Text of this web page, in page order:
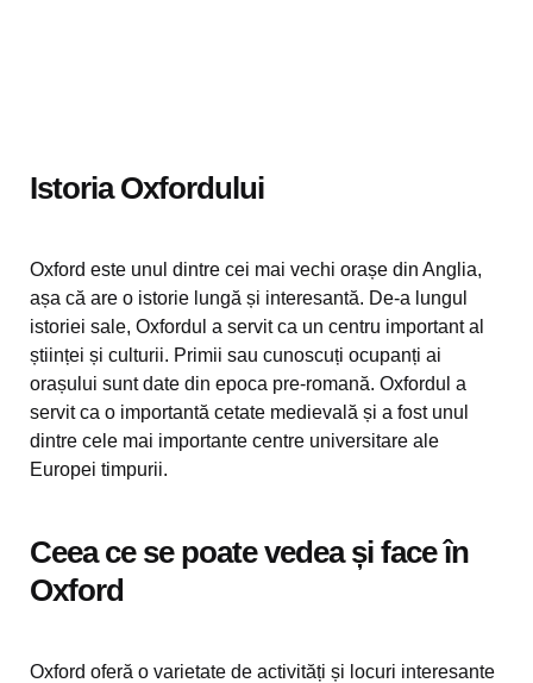
Istoria Oxfordului
Oxford este unul dintre cei mai vechi orașe din Anglia,
așa că are o istorie lungă și interesantă. De-a lungul
istoriei sale, Oxfordul a servit ca un centru important al
științei și culturii. Primii sau cunoscuți ocupanți ai
orașului sunt date din epoca pre-romană. Oxfordul a
servit ca o importantă cetate medievală și a fost unul
dintre cele mai importante centre universitare ale
Europei timpurii.
Ceea ce se poate vedea și face în
Oxford
Oxford oferă o varietate de activități și locuri interesante